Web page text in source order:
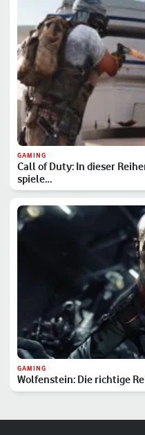
GAMING
Call of Duty: In dieser
spiele…
GAMING
Wolfenstein: Die richtige